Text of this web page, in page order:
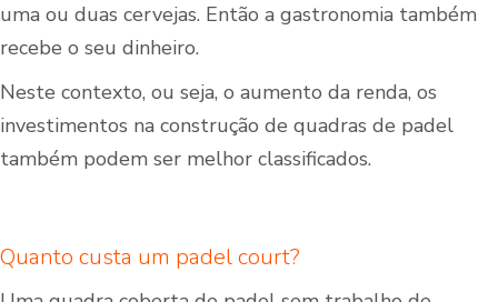
uma ou duas cervejas. Então a gastronomia também
recebe o seu dinheiro.
Neste contexto, ou seja, o aumento da renda, os
investimentos na construção de quadras de padel
também podem ser melhor classificados.
Quanto custa um padel court?